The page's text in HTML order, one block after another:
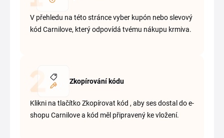
V přehledu na této stránce vyber kupón nebo slevový
kód Carnilove, který odpovídá tvému nákupu krmiva.
Zkopírování kódu
Klikni na tlačítko Zkopírovat kód , aby ses dostal do e-
shopu Carnilove a kód měl připravený ke vložení.